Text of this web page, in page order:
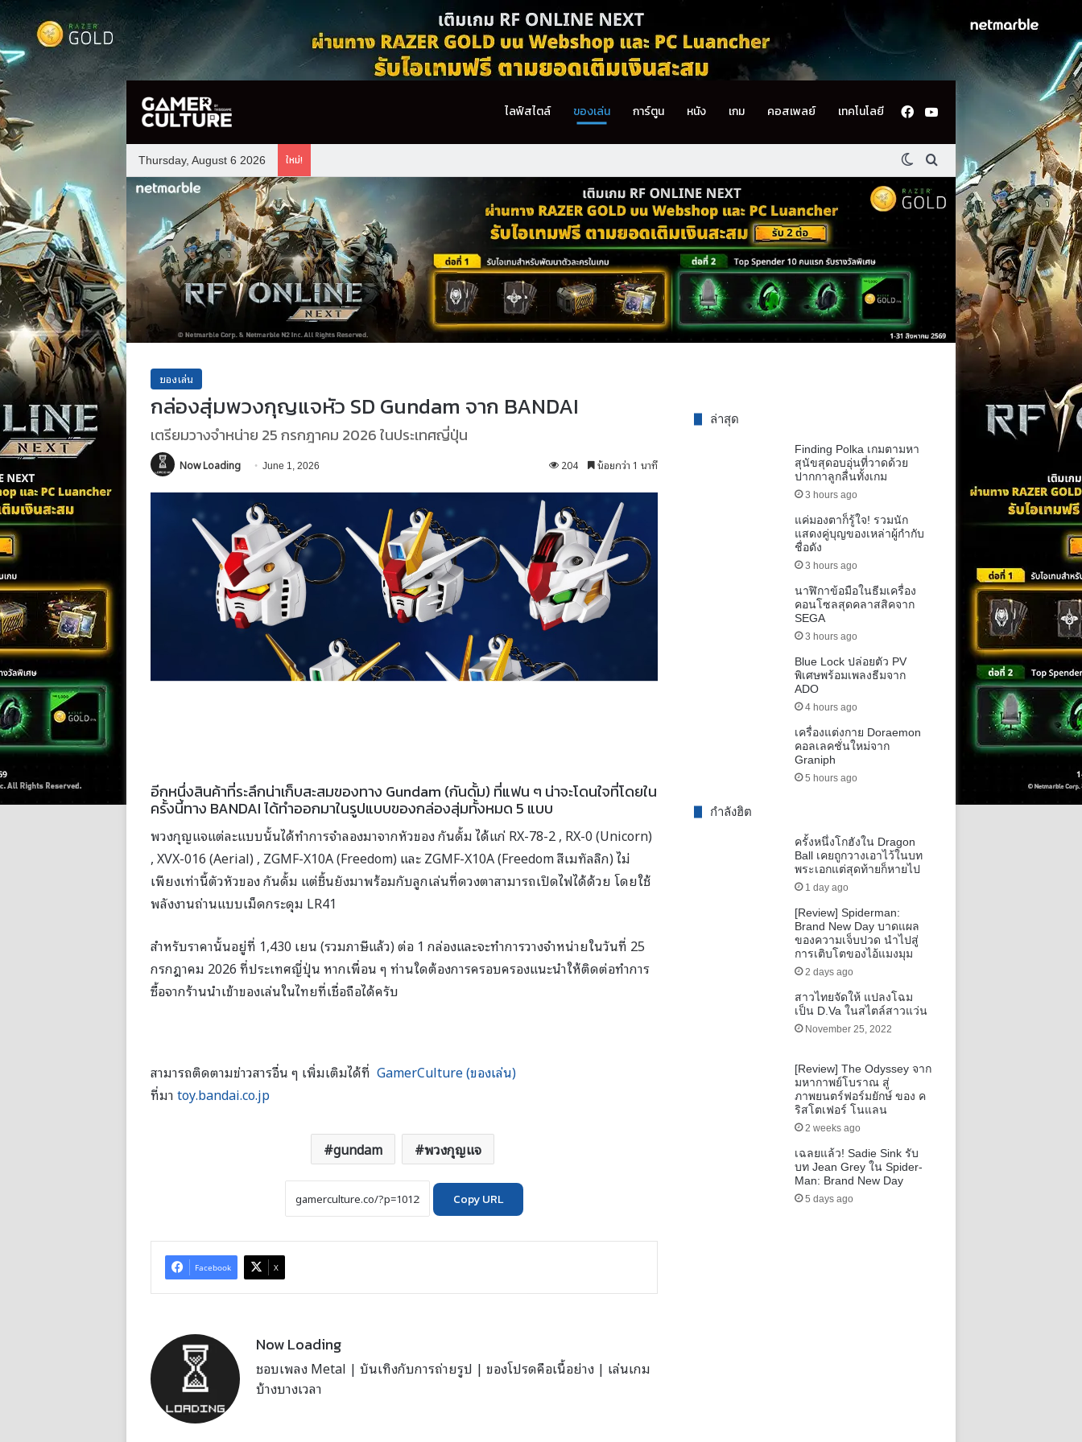
ไลฟ์สไตล์ ของเล่น การ์ตูน หนัง เกม คอสเพลย์ เทคโนโลยี Facebook
YouTube
Thursday, August 6 2026 ใหม่! Switch skin
ค้นหา
ของเล่น
กล่องสุ่มพวงกุญแจหัว SD Gundam จาก BANDAI
เตรียมวางจำหน่าย 25 กรกฎาคม 2026 ในประเทศญี่ปุ่น
Now Loading June 1, 2026 204 น้อยกว่า 1 นาที
อีกหนึ่งสินค้าที่ระลึกน่าเก็บสะสมของทาง Gundam (กันดั้ม) ที่แฟน ๆ น่าจะโดนใจที่โดยใน
ครั้งนี้ทาง BANDAI ได้ทำออกมาในรูปแบบของกล่องสุ่มทั้งหมด 5 แบบ
พวงกุญแจแต่ละแบบนั้นได้ทำการจำลองมาจากหัวของ กันดั้ม ได้แก่ RX-78-2 , RX-0 (Unicorn)
, XVX-016 (Aerial) , ZGMF-X10A (Freedom) และ ZGMF-X10A (Freedom สีเมทัลลิก) ไม่
เพียงเท่านี้ตัวหัวของ กันดั้ม แต่ชิ้นยังมาพร้อมกับลูกเล่นที่ดวงตาสามารถเปิดไฟได้ด้วย โดยใช้
พลังงานถ่านแบบเม็ดกระดุม LR41
สำหรับราคานั้นอยู่ที่ 1,430 เยน (รวมภาษีแล้ว) ต่อ 1 กล่องและจะทำการวางจำหน่ายในวันที่ 25
กรกฎาคม 2026 ที่ประเทศญี่ปุ่น หากเพื่อน ๆ ท่านใดต้องการครอบครองแนะนำให้ติดต่อทำการ
ซื้อจากร้านนำเข้าของเล่นในไทยที่เชื่อถือได้ครับ
สามารถติดตามข่าวสารอื่น ๆ เพิ่มเติมได้ที่ GamerCulture (ของเล่น)
ที่มาtoy.bandai.co.jp
gundam พวงกุญแจ
Copy URL
Facebook X
Now Loading
ชอบเพลง Metal | บันเทิงกับการถ่ายรูป | ของโปรดคือเนื้อย่าง | เล่นเกม
บ้างบางเวลา
ล่าสุด
Finding Polka เกมตามหา
สุนัขสุดอบอุ่นที่วาดด้วย
ปากกาลูกลื่นทั้งเกม
3 hours ago
แค่มองตาก็รู้ใจ! รวมนัก
แสดงคู่บุญของเหล่าผู้กำกับ
ชื่อดัง
3 hours ago
นาฬิกาข้อมือในธีมเครื่อง
คอนโซลสุดคลาสสิคจาก
SEGA
3 hours ago
Blue Lock ปล่อยตัว PV
พิเศษพร้อมเพลงธีมจาก
ADO
4 hours ago
เครื่องแต่งกาย Doraemon
คอลเลคชั่นใหม่จาก
Graniph
5 hours ago
กำลังฮิต
ครั้งหนึ่งโกฮังใน Dragon
Ball เคยถูกวางเอาไว้ในบท
พระเอกแต่สุดท้ายก็หายไป
1 day ago
[Review] Spiderman:
Brand New Day บาดแผล
ของความเจ็บปวด นำไปสู่
การเติบโตของไอ้แมงมุม
2 days ago
สาวไทยจัดให้ แปลงโฉม
เป็น D.Va ในสไตล์สาวแว่น
November 25, 2022
[Review] The Odyssey จาก
มหากาพย์โบราณ สู่
ภาพยนตร์ฟอร์มยักษ์ ของ ค
ริสโตเฟอร์ โนแลน
2 weeks ago
เฉลยแล้ว! Sadie Sink รับ
บท Jean Grey ใน Spider-
Man: Brand New Day
5 days ago